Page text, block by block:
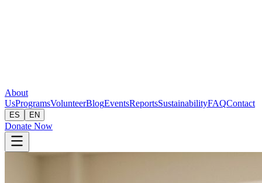
About
UsProgramsVolunteerBlogEventsReportsSustainabilityFAQContact
ES EN
Donate Now